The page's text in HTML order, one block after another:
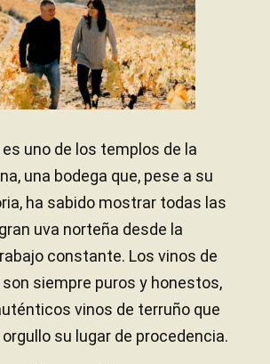
spices. Medium body with plenty
finish. Slightly chewy. Drink now.
Acero inoxidable
85 años
Arcilloso / Arenoso
Rendimientos bajos
uno de los templos de la
una bodega que, pese a su
ha sabido mostrar todas las
uva norteña desde la
constante. Los vinos de
siempre puros y honestos,
vinos de terruño que
su lugar de procedencia.